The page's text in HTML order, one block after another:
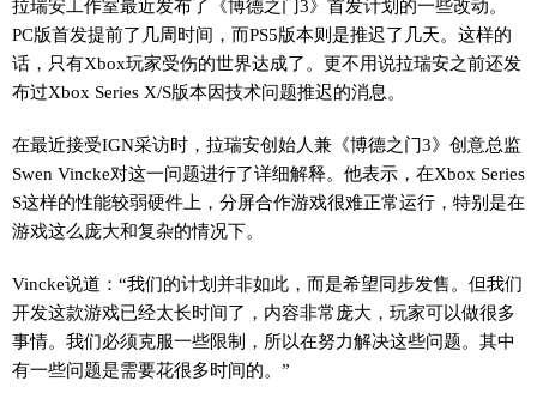
拉瑞安工作室最近发布了《博德之门3》首发计划的一些改动。
PC版首发提前了几周时间，而PS5版本则是推迟了几天。这样的
话，只有Xbox玩家受伤的世界达成了。更不用说拉瑞安之前还发
布过Xbox Series X/S版本因技术问题推迟的消息。
在最近接受IGN采访时，拉瑞安创始人兼《博德之门3》创意总监
Swen Vincke对这一问题进行了详细解释。他表示，在Xbox Series
S这样的性能较弱硬件上，分屏合作游戏很难正常运行，特别是在
游戏这么庞大和复杂的情况下。
Vincke说道：“我们的计划并非如此，而是希望同步发售。但我们
开发这款游戏已经太长时间了，内容非常庞大，玩家可以做很多
事情。我们必须克服一些限制，所以在努力解决这些问题。其中
有一些问题是需要花很多时间的。”